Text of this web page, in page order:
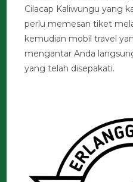
Cilacap Kaliwungu yang
perlu memesan tiket
kemudian mobil travel
mengantar Anda
yang telah disepakati.